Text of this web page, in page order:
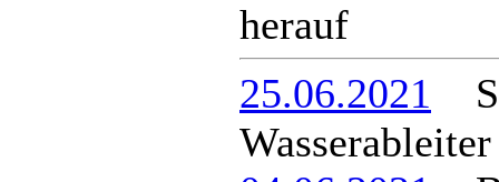
herauf
25.06.2021
Wasserableiter